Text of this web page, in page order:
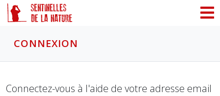
CONNEXION
Connectez-vous à l'aide de votre adresse email
Panneau de gestion des cookies